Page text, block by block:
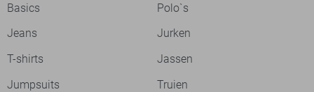
Basics
Polo`s
Jeans
Jurken
T-shirts
Jassen
Jumpsuits
Truien